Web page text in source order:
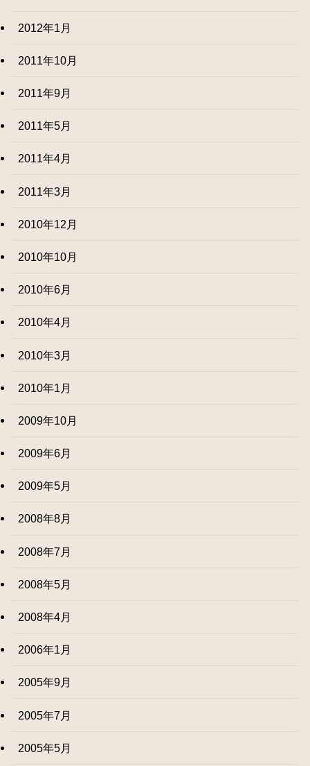
2012年1月
2011年10月
2011年9月
2011年5月
2011年4月
2011年3月
2010年12月
2010年10月
2010年6月
2010年4月
2010年3月
2010年1月
2009年10月
2009年6月
2009年5月
2008年8月
2008年7月
2008年5月
2008年4月
2006年1月
2005年9月
2005年7月
2005年5月